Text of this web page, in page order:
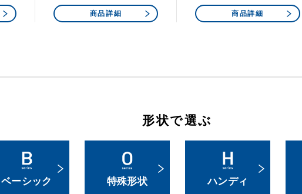
商品詳細 商品詳細
形状で選ぶ
ベーシック 特殊形状 ハンディ